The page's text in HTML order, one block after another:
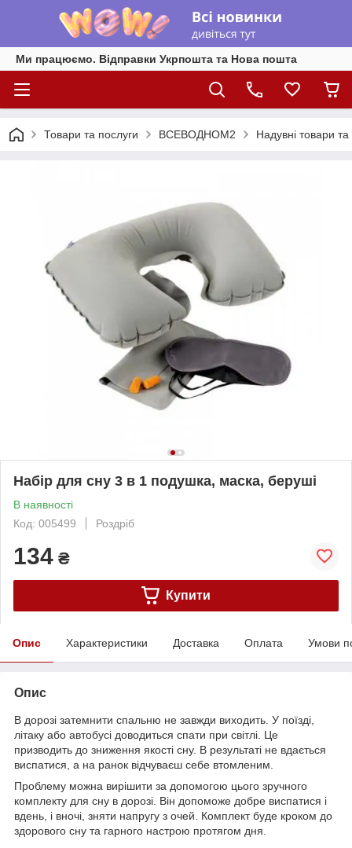
Ми працюємо. Відправки Укрпошта та Нова пошта
Товари та послуги ВСЕВОДНОМ2 Надувні товари
Набір для сну 3 в 1 подушка, маска, беруші
В наявності
Код: 005499
Роздріб
134 ₴
Купити
Опис Характеристики Доставка Оплата Умови
Опис
В дорозі затемнити спальню не завжди виходить. У поїзді,
літаку або автобусі доводиться спати при світлі. Це
призводить до зниження якості сну. В результаті не вдається
виспатися, а на ранок відчуваєш себе втомленим.
Проблему можна вирішити за допомогою цього зручного
комплекту для сну в дорозі. Він допоможе добре виспатися і
вдень, і вночі, зняти напругу з очей. Комплект буде кроком до
здорового сну та гарного настрою протягом дня.